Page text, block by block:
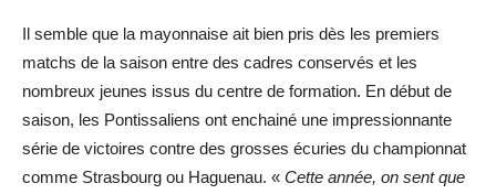
Il semble que la mayonnaise ait bien pris dès les premiers
matchs de la saison entre des cadres conservés et les
nombreux jeunes issus du centre de formation. En début de
saison, les Pontissaliens ont enchainé une impressionnante
série de victoires contre des grosses écuries du championnat
comme Strasbourg ou Haguenau. « Cette année, on sent que